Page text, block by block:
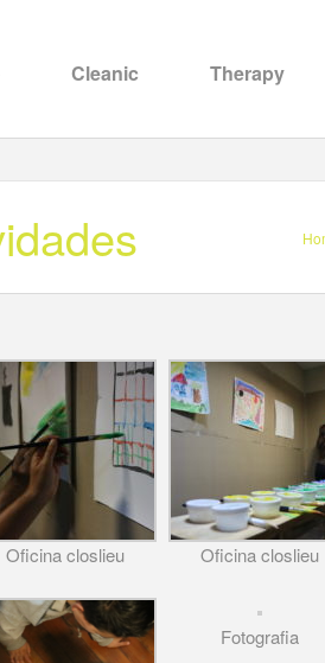
Cleanic Therapy
Oficina closlieu Oficina closlieu
Fotografia